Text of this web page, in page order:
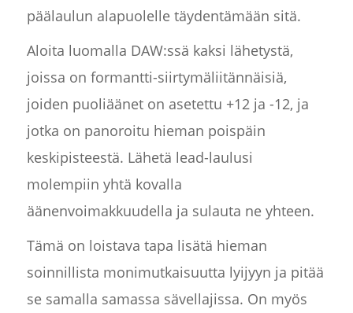
päälaulun alapuolelle täydentämään sitä.
Aloita luomalla DAW:ssä kaksi lähetystä,
joissa on formantti-siirtymäliitännäisiä,
joiden puoliäänet on asetettu +12 ja -12, ja
jotka on panoroitu hieman poispäin
keskipisteestä. Lähetä lead-laulusi
molempiin yhtä kovalla
äänenvoimakkuudella ja sulauta ne yhteen.
Tämä on loistava tapa lisätä hieman
soinnillista monimutkaisuutta lyijyyn ja pitää
se samalla samassa sävellajissa. On myös